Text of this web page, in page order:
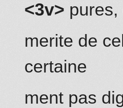
<3v>
merite de
certaine
ment pas